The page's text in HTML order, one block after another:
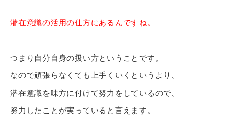
潜在意識の活用の仕方にあるんですね。
つまり自分自身の扱い方ということです。
なので頑張らなくても上手くいくというより、
潜在意識を味方に付けて努力をしているので、
努力したことが実っていると言えます。